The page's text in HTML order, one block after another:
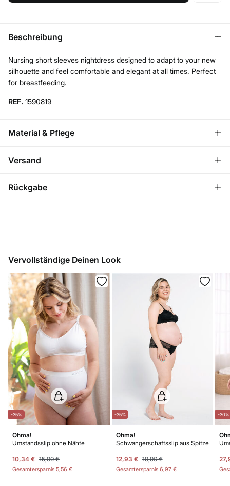
Beschreibung
Nursing short sleeves nightdress designed to adapt to your new
silhouette and feel comfortable and elegant at all times. Perfect
for breastfeeding.
REF. 1590819
Material & Pflege
Material
Pflege
Versand
VERSAND ZU DIR NACH
HAUSE
Rückgabe
Vervollständige Deinen Look
-35%
Ohma!
Umstandsslip ohne Nähte
10,34 € 15,90 €
Gesamtersparnis 5,56 €
-35%
Ohma!
Schwangerschaftsslip aus Spitze
12,93 € 19,90 €
Gesamtersparnis 6,97 €
-30%